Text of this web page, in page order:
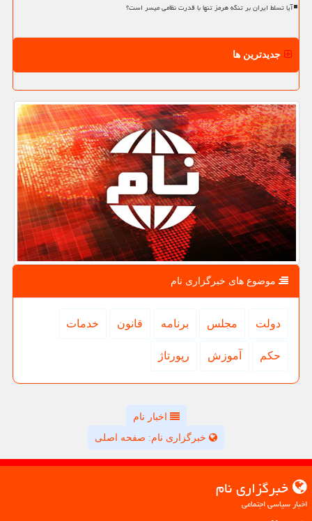
آیا تسلط ایران بر تنگه هرمز تنها با قدرت نظامی میسر است؟
جدیدترین ها
موضوع های خبرگزاری نام
دولت مجلس برنامه قانون خدمات
حكم آموزش رپورتاژ
اخبار نام
خبرگزاری نام: صفحه اصلی
خبرگزاری نام
اخبار سیاسی اجتماعی